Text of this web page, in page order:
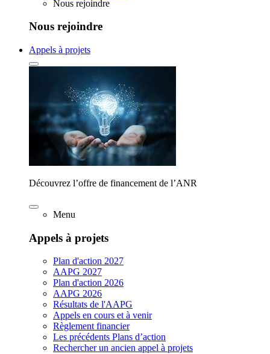
Nous rejoindre
Nous rejoindre
Appels à projets
Découvrez l’offre de financement de l’ANR
Menu
Appels à projets
Plan d'action 2027
AAPG 2027
Plan d'action 2026
AAPG 2026
Résultats de l'AAPG
Appels en cours et à venir
Règlement financier
Les précédents Plans d’action
Rechercher un ancien appel à projets